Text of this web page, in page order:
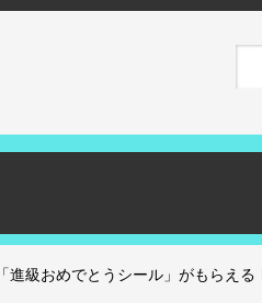
進級おめでとうシール」がもらえ